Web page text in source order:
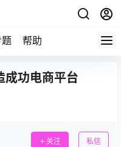
帮助
成功电商平台
关注 私信